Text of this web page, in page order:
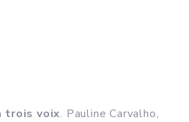
trois voix. Pauline Carvalho,